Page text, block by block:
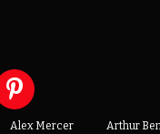
Alex Mercer Arthur